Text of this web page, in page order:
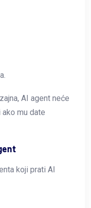
AI agent neće
mu date
koji prati AI